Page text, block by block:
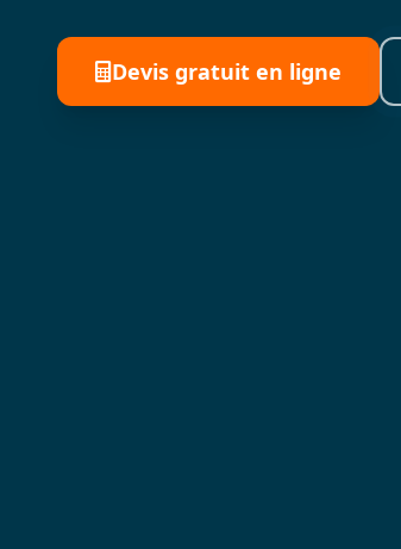
Devis gratuit en ligne